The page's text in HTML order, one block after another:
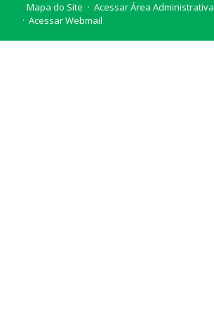
Mapa do Site
Acessar Área Administrativa
Acessar Webmail